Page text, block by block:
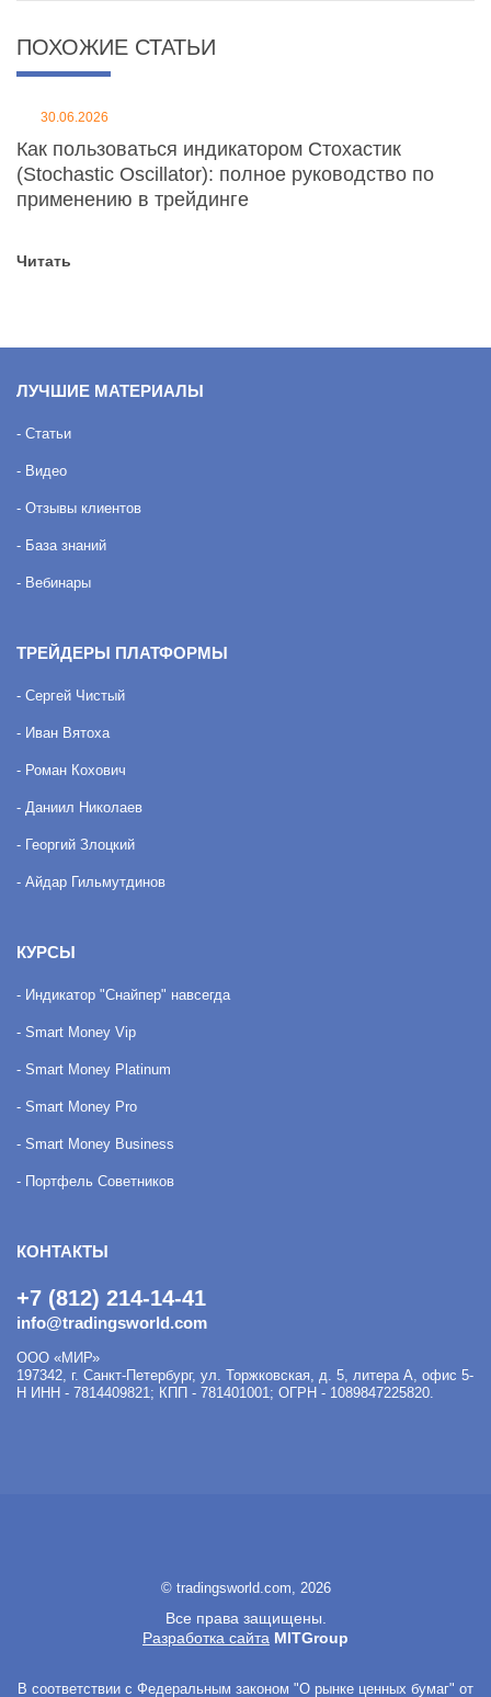
ПОХОЖИЕ СТАТЬИ
30.06.2026
Как пользоваться индикатором Стохастик
(Stochastic Oscillator): полное руководство по
применению в трейдинге
Читать
ЛУЧШИЕ МАТЕРИАЛЫ
- Статьи
- Видео
- Отзывы клиентов
- База знаний
- Вебинары
ТРЕЙДЕРЫ ПЛАТФОРМЫ
- Сергей Чистый
- Иван Вятоха
- Роман Кохович
- Даниил Николаев
- Георгий Злоцкий
- Айдар Гильмутдинов
КУРСЫ
- Индикатор "Снайпер" навсегда
- Smart Money Vip
- Smart Money Platinum
- Smart Money Pro
- Smart Money Business
- Портфель Советников
КОНТАКТЫ
+7 (812) 214-14-41
info@tradingsworld.com
ООО «МИР»
197342, г. Санкт-Петербург, ул. Торжковская, д. 5, литера А, офис 5-
Н ИНН - 7814409821; КПП - 781401001; ОГРН - 1089847225820.
© tradingsworld.com, 2026
Все права защищены.
Разработка сайта MITGroup
В соответствии с Федеральным законом "О рынке ценных бумаг" от